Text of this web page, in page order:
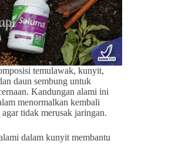
temulawak, kunyit,
daun sembung untuk
Kandungan alami ini
menormalkan kembali
tidak merusak jaringan.
dalam kunyit membantu